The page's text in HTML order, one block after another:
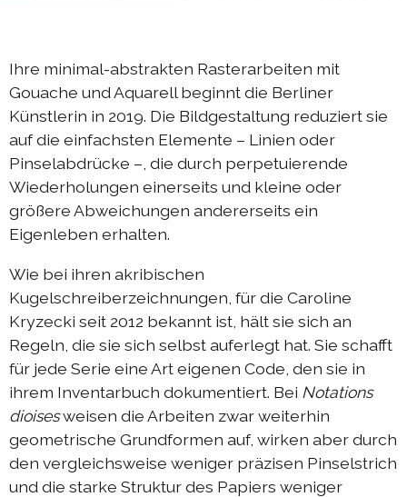
DIEresidenz EXTRA-Theater 2023
DIEresidenz hors les murs
Austausch Die-Berlin 2022
Sommerprogramm 2022
Austausch Berlin-Die 2021
Austausch Die-Berlin 2021
DIEresidenz hors les murs 2021
Sommerprogramm 2021
DIEresidenzEXTRA 2021
Austausch Die-Berlin 2020
Austausch Berlin-Die 2020
Ihre minimal-abstrakten Rasterarbeiten mit
Gouache und Aquarell beginnt die Berliner
Künstlerin in 2019. Die Bildgestaltung reduziert sie
auf die einfachsten Elemente – Linien oder
Pinselabdrücke –, die durch perpetuierende
Wiederholungen einerseits und kleine oder
größere Abweichungen andererseits ein
Eigenleben erhalten.
Wie bei ihren akribischen
Kugelschreiberzeichnungen, für die Caroline
Kryzecki seit 2012 bekannt ist, hält sie sich an
Regeln, die sie sich selbst auferlegt hat. Sie schafft
für jede Serie eine Art eigenen Code, den sie in
ihrem Inventarbuch dokumentiert. Bei Notations
dioisesweisen die Arbeiten zwar weiterhin
geometrische Grundformen auf, wirken aber durch
den vergleichsweise weniger präzisen Pinselstrich
und die starke Struktur des Papiers weniger